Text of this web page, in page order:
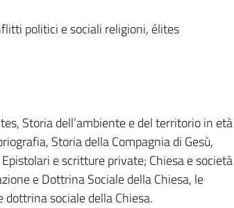
politici e sociali religioni, élites
Storia dell’ambiente e del territorio in età
Storia della Compagnia di Gesù,
e scritture private; Chiesa e società
e Dottrina Sociale della Chiesa, le
sociale della Chiesa.